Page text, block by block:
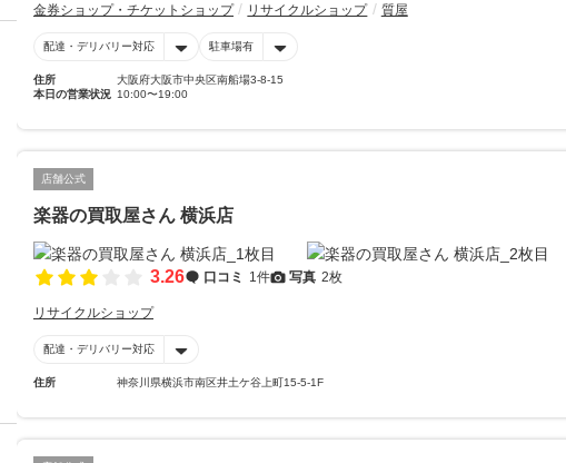
金券ショップ・チケットショップ リサイクルショップ 質屋
配達・デリバリー対応 駐車場有
住所
大阪府大阪市中央区南船場3-8-15
本日の営業状況 10:00〜19:00
店舗公式
楽器の買取屋さん 横浜店
3.26 口コミ 1件 写真 2枚
リサイクルショップ
配達・デリバリー対応
住所 神奈川県横浜市南区井土ケ谷上町15-5-1F